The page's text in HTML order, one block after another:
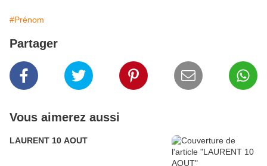
#Prénom
Partager
Vous aimerez aussi
LAURENT 10 AOUT